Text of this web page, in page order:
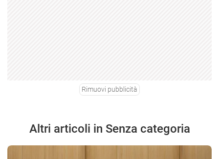
Rimuovi pubblicità
Altri articoli in Senza categoria